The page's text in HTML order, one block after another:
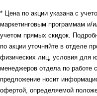
* Цена по акции указана с
маркетинговым программам и/
учетом прямых скидок.
по акции уточняйте в отделе
физических лиц, условия для
менеджеров отдела по работе
предложение носит
офертой, определяемой